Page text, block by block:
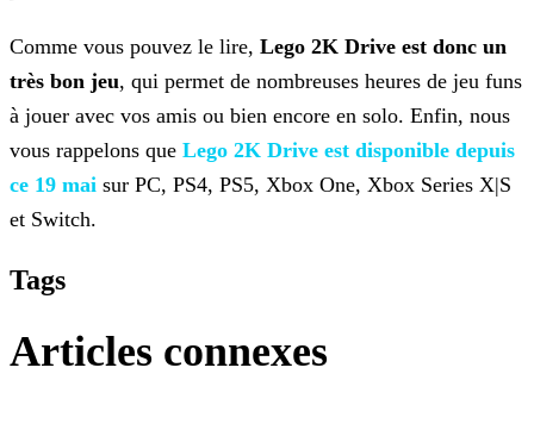
Comme vous pouvez le lire, Lego 2K Drive est donc un
très bon jeu, qui permet de nombreuses heures de jeu funs
à jouer avec vos amis ou bien encore en solo. Enfin, nous
vous rappelons que Lego 2K Drive est disponible depuis
ce 19 mai sur PC, PS4, PS5, Xbox One, Xbox Series X|S
et Switch.
Tags
Articles connexes